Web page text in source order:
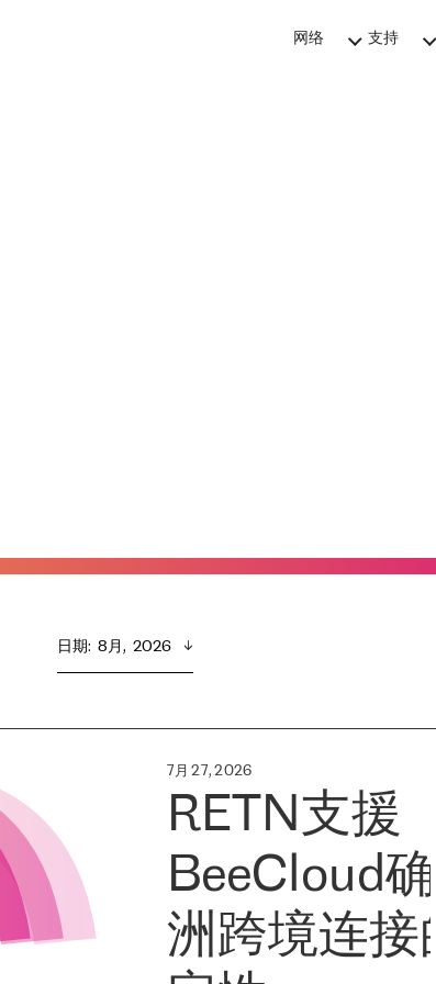
网络 支持
日期: 8月,  2026
7月 27, 2026
RETN支援
BeeCloud
洲跨境连接